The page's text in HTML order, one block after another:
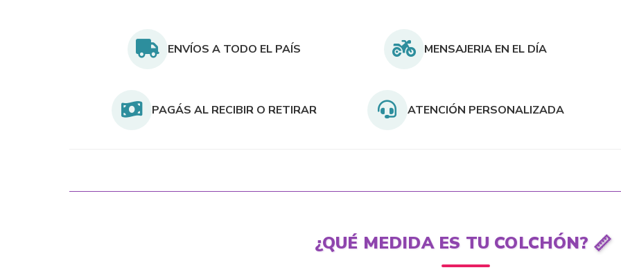
ENVÍOS A TODO EL PAÍS MENSAJERIA EN EL DÍA
PAGÁS AL RECIBIR O RETIRAR ATENCIÓN PERSONALIZADA
¿QUÉ MEDIDA ES TU COLCHÓN? 📏